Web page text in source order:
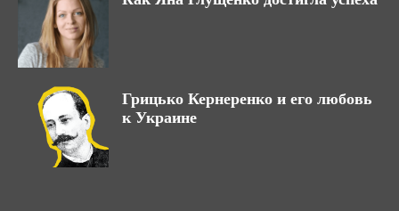
Грицько Кернеренко и его любовь
к Украине